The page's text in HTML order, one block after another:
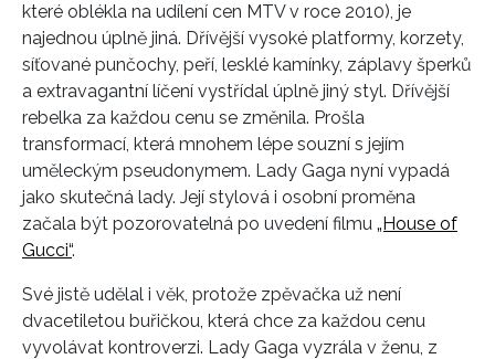
INFORMACE
REDAKCE
které oblékla na udílení cen MTV v roce 2010), je
najednou úplně jiná. Dřívější vysoké platformy, korzety,
síťované punčochy, peří, lesklé kamínky, záplavy šperků
a extravagantní líčení vystřídal úplně jiný styl. Dřívější
rebelka za každou cenu se změnila. Prošla
transformací, která mnohem lépe souzní s jejím
uměleckým pseudonymem. Lady Gaga nyní vypadá
jako skutečná lady. Její stylová i osobní proměna
začala být pozorovatelná po uvedení filmu „House of
Gucci“.
Své jistě udělal i věk, protože zpěvačka už není
dvacetiletou buřičkou, která chce za každou cenu
vyvolávat kontroverzi. Lady Gaga vyzrála v ženu, z